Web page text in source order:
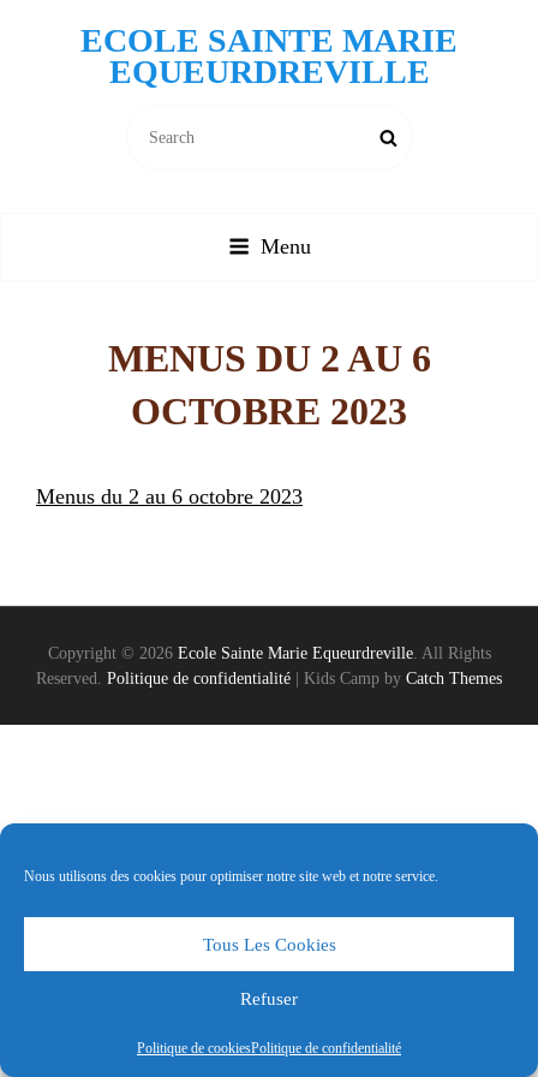
Nous utilisons des cookies pour optimiser notre site web et notre service.
Tous Les Cookies
Refuser
Politique de cookiesPolitique de confidentialité
ECOLE SAINTE MARIE
EQUEURDREVILLE
Menu
MENUS DU 2 AU 6
OCTOBRE 2023
Menus du 2 au 6 octobre 2023
Copyright © 2026 Ecole Sainte Marie Equeurdreville. All Rights
Reserved. Politique de confidentialité Kids Camp by Catch Themes